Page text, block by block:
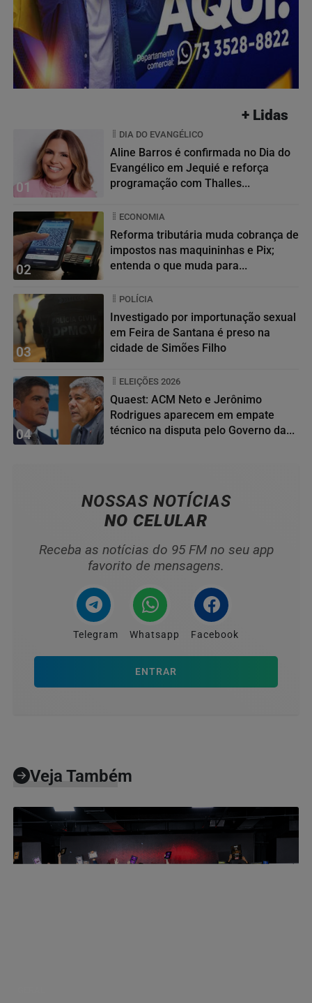
+ Lidas
01
DIA DO EVANGÉLICO
Aline Barros é confirmada no Dia do
Evangélico em Jequié e reforça
programação com Thalles...
02
ECONOMIA
Reforma tributária muda cobrança de
impostos nas maquininhas e Pix;
entenda o que muda para...
03
POLÍCIA
Investigado por importunação sexual
em Feira de Santana é preso na
cidade de Simões Filho
04
ELEIÇÕES 2026
Quaest: ACM Neto e Jerônimo
Rodrigues aparecem em empate
técnico na disputa pelo Governo da...
NOSSAS NOTÍCIAS
NO CELULAR
Receba as notícias do 95 FM no seu app
favorito de mensagens.
Telegram Whatsapp Facebook
ENTRAR
Veja Também